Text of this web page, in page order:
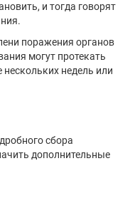
и тогда говорят
поражения органов
могут протекать
нескольких недель или
сбора
дополнительные